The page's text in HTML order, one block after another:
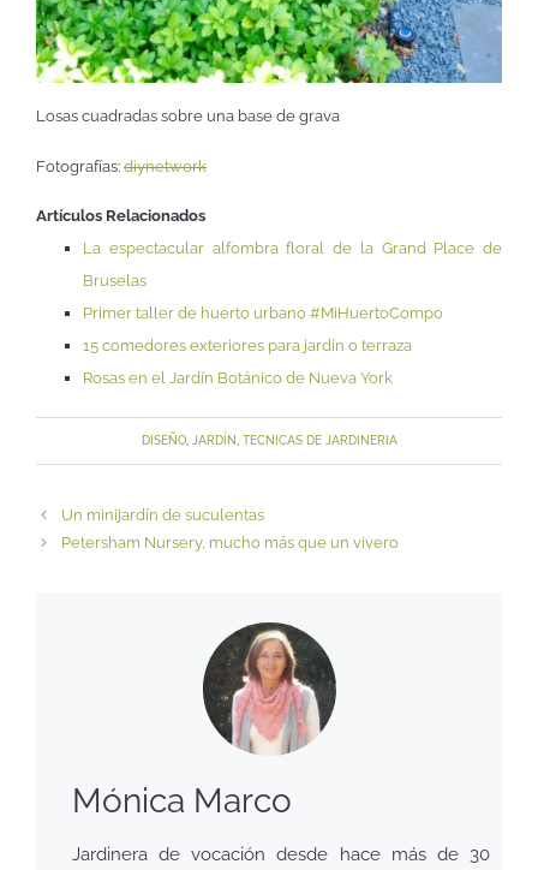
Losas cuadradas sobre una base de grava
Fotografías: diynetwork
Artículos Relacionados
La espectacular alfombra floral de la Grand Place de
Bruselas
Primer taller de huerto urbano #MiHuertoCompo
15 comedores exteriores para jardín o terraza
Rosas en el Jardín Botánico de Nueva York
DISEÑO, JARDÍN, TECNICAS DE JARDINERIA
Un minijardín de suculentas
Petersham Nursery, mucho más que un vivero
Mónica Marco
Jardinera de vocación desde hace más de 30